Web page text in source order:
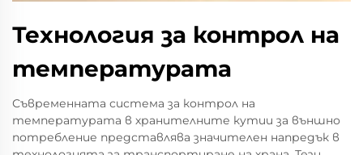
Технология за контрол на
температурата
Съвременната система за контрол на
температурата в хранителните кутии за външно
потребление представлява значителен напредък в